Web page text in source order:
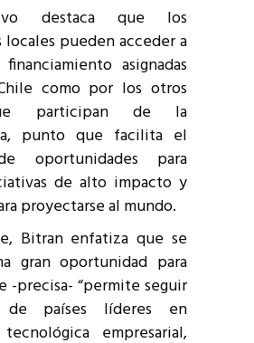
destaca que los
locales pueden acceder a
asignadas
como por los otros
participan de la
punto que facilita el
oportunidades para
de alto impacto y
proyectarse al mundo.
Bitran enfatiza que se
gran oportunidad para
-precisa- “permite seguir
de países líderes en
empresarial,